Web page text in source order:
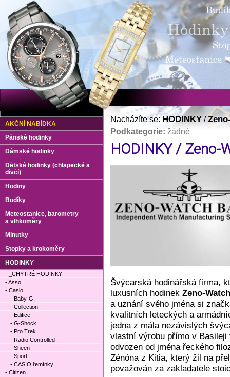
Nacházíte se:HODINKY /
Podkategorie: žádné
HODINKY / Zeno-
Švýcarská hodinářská firma,
luxusních hodinek Zeno-
a uznání svého jména si
kvalitních leteckých a
jedna z mála nezávislých
vlastní výrobu přímo v
odvozen od jména řeckého
Zénóna z Kitia, který žil na
považován za zakladatele
AKČNÍ NABÍDKA
Pánské hodinky
Dámské hodinky
Dětské hodinky (chlapecké a
dívčí)
Hodiny
Budíky
Meteostanice, barometry
a vlhkoměry
Minutky
Stopky a krokoměry
HODINKY
- _CHYTRÉ HODINKY
- Asso
- Casio
- Baby-G
- Collection
- Edifice
- G-Shock
- Pro Trek
- Radio Controlled
- Sheen
- Sport
- CASIO řemínky
- Citizen